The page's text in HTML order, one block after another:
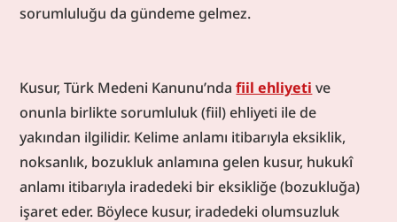
sorumluluğu da gündeme gelmez.
Kusur, Türk Medeni Kanunu’nda fiil ehliyeti ve
onunla birlikte sorumluluk (fiil) ehliyeti ile de
yakından ilgilidir. Kelime anlamı itibarıyla eksiklik,
noksanlık, bozukluk anlamına gelen kusur, hukukî
anlamı itibarıyla iradedeki bir eksikliğe (bozukluğa)
işaret eder. Böylece kusur, iradedeki olumsuzluk